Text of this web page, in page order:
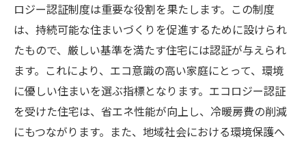
ロジー認証制度は重要な役割を果たします。この制度
は、持続可能な住まいづくりを促進するために設けられ
たもので、厳しい基準を満たす住宅には認証が与えられ
ます。これにより、エコ意識の高い家庭にとって、環境
に優しい住まいを選ぶ指標となります。エコロジー認証
を受けた住宅は、省エネ性能が向上し、冷暖房費の削減
にもつながります。また、地域社会における環境保護へ